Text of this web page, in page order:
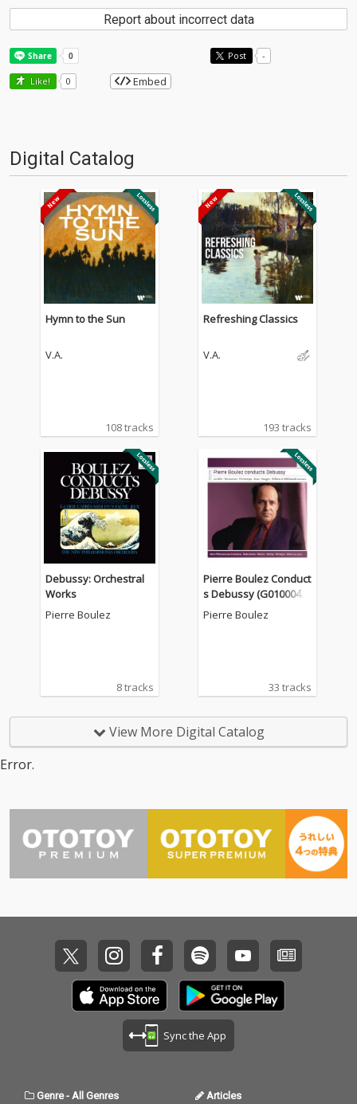
Report about incorrect data
Post -
Like! 0 Embed
Digital Catalog
Hymn to the Sun
V.A.
108 tracks
Refreshing Classics
V.A.
193 tracks
Debussy: Orchestral
Works
Pierre Boulez
8 tracks
Pierre Boulez Conduct
s Debussy (G0100044
06632U)
Pierre Boulez
33 tracks
View More Digital Catalog
Error.
Sync the App
Genre- All Genres Articles